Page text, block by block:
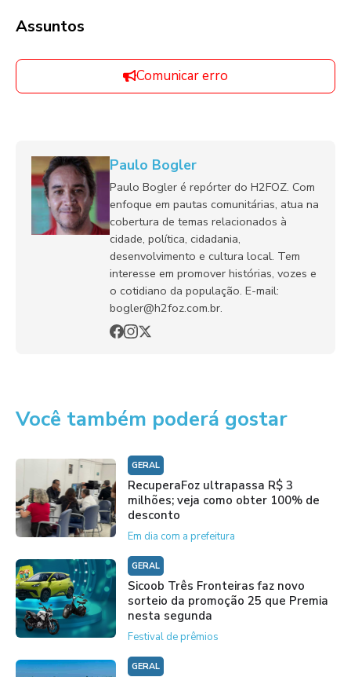
Assuntos
Comunicar erro
Paulo Bogler
Paulo Bogler é repórter do H2FOZ. Com
enfoque em pautas comunitárias, atua na
cobertura de temas relacionados à
cidade, política, cidadania,
desenvolvimento e cultura local. Tem
interesse em promover histórias, vozes e
o cotidiano da população. E-mail:
bogler@h2foz.com.br.
Você também poderá gostar
GERAL
RecuperaFoz ultrapassa R$ 3
milhões; veja como obter 100% de
desconto
Em dia com a prefeitura
GERAL
Sicoob Três Fronteiras faz novo
sorteio da promoção 25 que Premia
nesta segunda
Festival de prêmios
GERAL